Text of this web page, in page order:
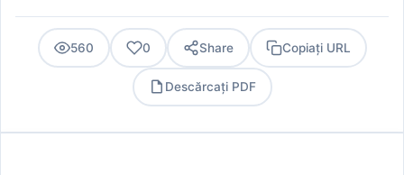
560 0 Share Copiați URL
Descărcați PDF